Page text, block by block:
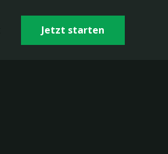
Jetzt starten